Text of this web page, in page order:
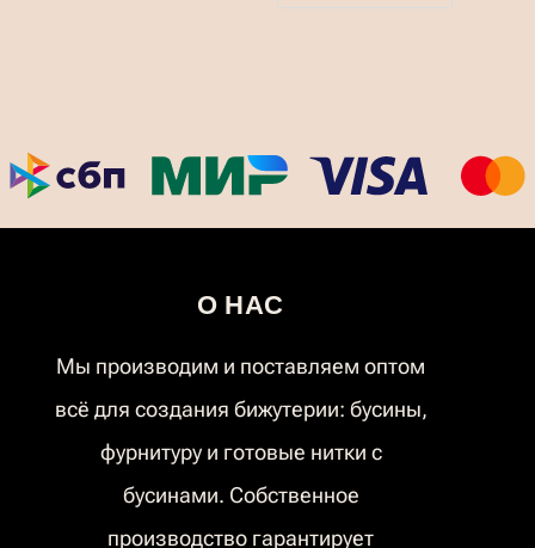
О НАС
Мы производим и поставляем оптом
всё для создания бижутерии: бусины,
фурнитуру и готовые нитки с
бусинами. Собственное
производство гарантирует